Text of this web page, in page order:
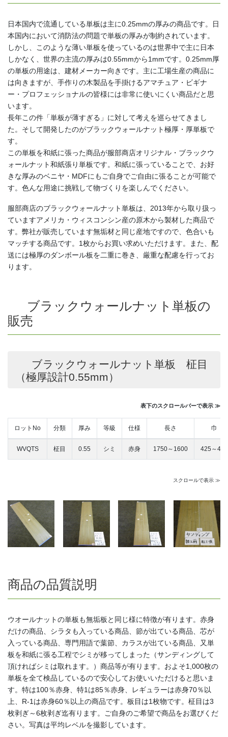
日本国内で流通している単板は主に0.25mmの厚みの商品です。日
本国内において消防法の問題で単板の厚みが制約されています。
しかし、このような薄い単板を使っているのは世界中で主に日本
しかなく、世界の主流の厚みは0.55mmから1mmです。0.25mm厚
の単板の用途は、建材メーカー向きです。主に工場生産の商品に
は向きますが、手作りの木製品を手掛けるアマチュア・ビギナ
ー・プロフェッショナルの皆様には非常に使いにくい商品だと思
います。
長年この件「単板が薄すぎる」に対して考えを巡らせてきまし
た。そして開発したのがブラックウォールナット極厚・厚単板で
す。
この単板を和紙に張った商品が服部商店オリジナル・ブラックウ
ォールナット和紙張り単板です。和紙に張っていることで、お好
きな厚みのベニヤ・MDFにもご自身でご自由に張ることが可能で
す。色んな用途に挑戦して物づくりを楽しんでください。
服部商店のブラックウォールナット単板は、2013年から取り扱っ
ていますアメリカ・ウィスコンシン産の原木から製材した商品で
す。弊社が販売しています無垢材と同じ産地ですので、色合いも
マッチする商品です。1枚からお買い求めいただけます。また、配
送には極厚のダンボール板を二重に巻き、厳重な配慮を行ってお
ります。
ブラックウォールナット単板の
販売
ブラックウォールナット単板 柾目
（極厚設計0.55mm）
表下のスクロールバーで表示 ≫
ロットNo 分類 厚み 等級 仕様 長さ 巾
WVQTS 柾目 0.55 シミ 赤身 1750～1600 425～400
スクロールで表示 ≫
商品の品質説明
ウオールナットの単板も無垢板と同じ様に特徴が有ります。赤身
だけの商品、シラタも入っている商品、節が出ている商品、芯が
入っている商品、専門用語で葉節、カラスが出ている商品、又単
板を和紙に張る工程でシミが移ってしまった（サンディングして
頂ければシミは取れます。）商品等が有ります。およそ1,000枚の
単板を全て検品しているので安心してお使いいただけると思いま
す。特は100％赤身、特1は85％赤身、レギュラーは赤身70％以
上、R-1は赤身60％以上の商品です。板目は1枚物です。柾目は3
枚剥ぎ～6枚剥ぎ迄有ります。ご自身のご希望で商品をお選びくだ
さい。写真は平均レベルを撮影しています。